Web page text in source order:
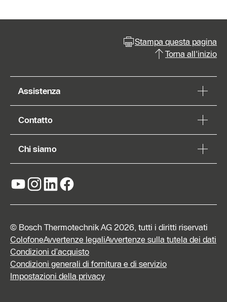
Form di
Stampa questa pagina
Torna all'inizio
Assistenza
Contatto
Chi siamo
© Bosch Thermotechnik AG 2026, tutti i diritti riservati
ColofoneAvvertenze legaliAvvertenze sulla tutela dei dati
Condizioni d’acquisto
Condizioni generali di fornitura e di servizio
Impostazioni della privacy